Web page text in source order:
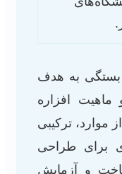
به هدف
افزاره
موارد، ترکیبی
برای طراحی
و آزمایش